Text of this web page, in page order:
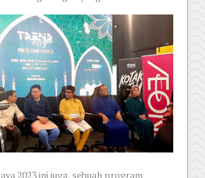
2023 ini juga, sebuah program